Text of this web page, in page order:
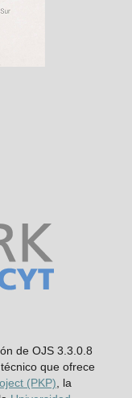
de OJS 3.3.0.8
que ofrece
(PKP) , la